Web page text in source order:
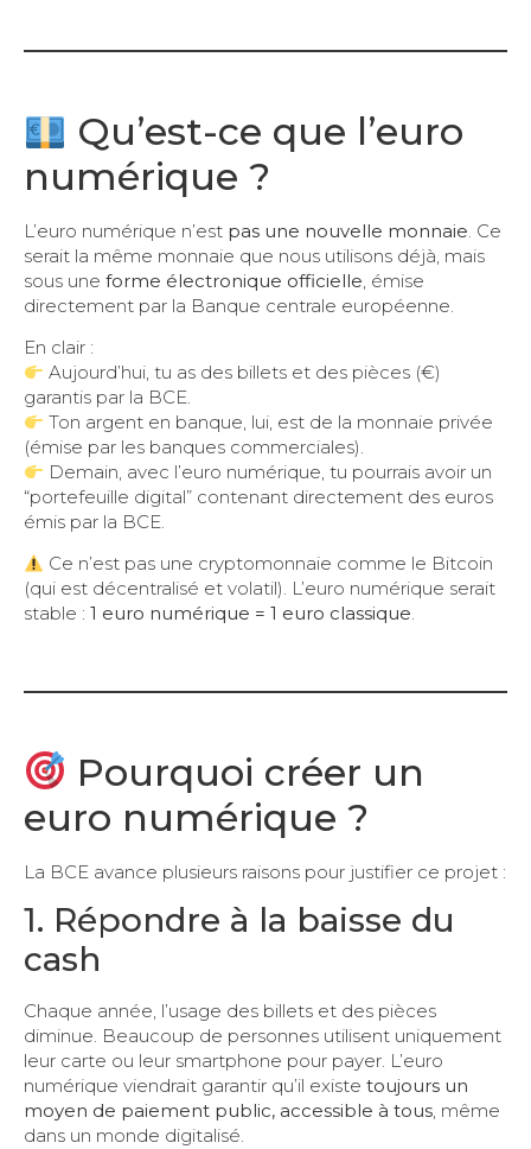
Qu’est-ce que l’euro
numérique ?
L’euro numérique n’est pas une nouvelle monnaie . Ce
serait la même monnaie que nous utilisons déjà, mais
sous une forme électronique officielle , émise
directement par la Banque centrale européenne.
En clair :
Aujourd’hui, tu as des billets et des pièces (€)
garantis par la BCE.
Ton argent en banque, lui, est de la monnaie privée
(émise par les banques commerciales).
Demain, avec l’euro numérique, tu pourrais avoir un
“portefeuille digital” contenant directement des euros
émis par la BCE.
Ce n’est pas une cryptomonnaie comme le Bitcoin
(qui est décentralisé et volatil). L’euro numérique serait
stable : 1 euro numérique = 1 euro classique.
Pourquoi créer un
euro numérique ?
La BCE avance plusieurs raisons pour justifier ce projet :
1. Répondre à la baisse du
cash
Chaque année, l’usage des billets et des pièces
diminue. Beaucoup de personnes utilisent uniquement
leur carte ou leur smartphone pour payer. L’euro
numérique viendrait garantir qu’il existe toujours un
moyen de paiement public, accessible à tous, même
dans un monde digitalisé.